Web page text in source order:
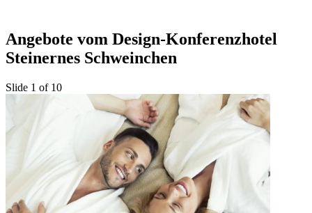
Angebote vom Design-Konferenzhotel
Steinernes Schweinchen
Slide 1 of 10